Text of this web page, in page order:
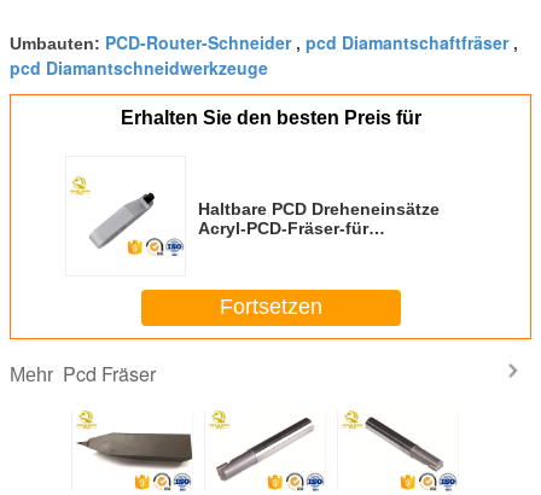
Umbauten: PCD-Router-Schneider, pcd Diamantschaftfräser,
pcd Diamantschneidwerkzeuge
Erhalten Sie den besten Preis für
Haltbare PCD Dreheneinsätze
Acryl-PCD-Fräser-für
Fortsetzen
Mehr Pcd Fräser